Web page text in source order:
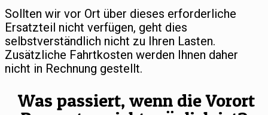
Sollten wir vor Ort über dieses erforderliche
Ersatzteil nicht verfügen, geht dies
selbstverständlich nicht zu Ihren Lasten.
Zusätzliche Fahrtkosten werden Ihnen daher
nicht in Rechnung gestellt.
Was passiert, wenn die Vorort